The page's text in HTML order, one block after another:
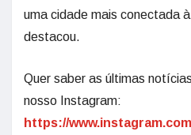
uma cidade mais conectada
destacou.
Quer saber as últimas
nosso Instagram:
https://